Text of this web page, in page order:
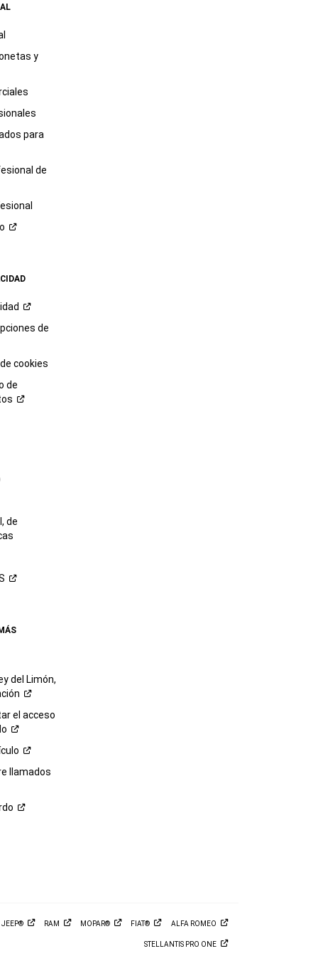
y
para
de
de
cookies
de
de
del Limón,
el acceso
llamados
JEEP® RAM MOPAR® FIAT® ALFA ROMEO
STELLANTIS PRO ONE